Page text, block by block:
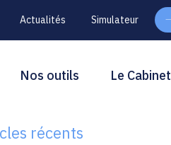
Actualités Simulateur
Nos outils Le Cabinet
récents